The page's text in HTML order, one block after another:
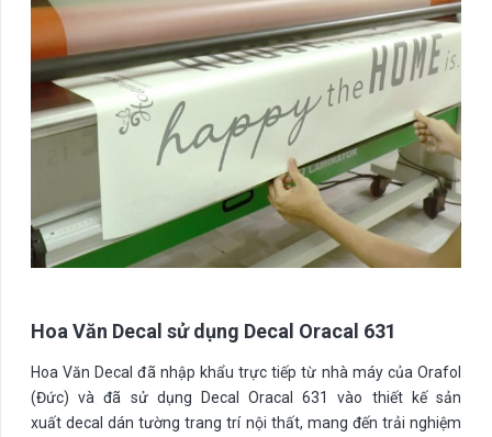
Hoa Văn Decal sử dụng Decal Oracal 631
Hoa Văn Decal đã nhập khẩu trực tiếp từ nhà máy của Orafol
(Đức) và đã sử dụng Decal Oracal 631 vào thiết kế sản
xuất decal dán tường trang trí nội thất, mang đến trải nghiệm